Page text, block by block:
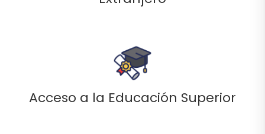
Acceso a la Educación Superior